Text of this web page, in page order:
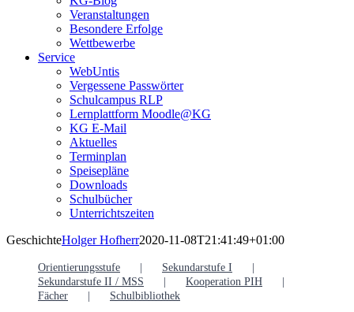
Veranstaltungen
Besondere Erfolge
Wettbewerbe
Service
WebUntis
Vergessene Passwörter
Schulcampus RLP
Lernplattform Moodle@KG
KG E-Mail
Aktuelles
Terminplan
Speisepläne
Downloads
Schulbücher
Unterrichtszeiten
GeschichteHolger Hofherr2020-11-08T21:41:49+01:00
Orientierungsstufe
Sekundarstufe I
Sekundarstufe II / MSS
Kooperation PIH
Fächer
Schulbibliothek